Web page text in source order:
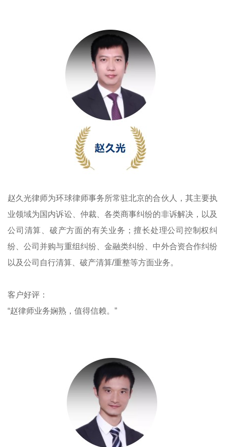
赵久光律师为环球律师事务所常驻北京的合伙人，其主要执
业领域为国内诉讼、仲裁、各类商事纠纷的非诉解决，以及
公司清算、破产方面的有关业务；擅长处理公司控制权纠
纷、公司并购与重组纠纷、金融类纠纷、中外合资合作纠纷
以及公司自行清算、破产清算/重整等方面业务。
客户好评：
“赵律师业务娴熟，值得信赖。”